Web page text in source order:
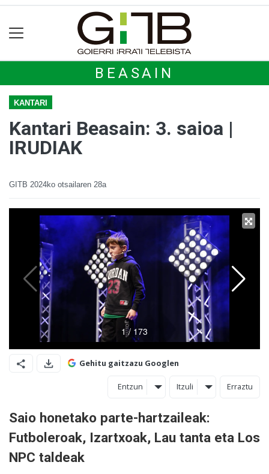
BEASAIN
KANTARI
Kantari Beasain: 3. saioa |
IRUDIAK
GITB 2024ko otsailaren 28a
Gehitu gaitzazu Googlen
Entzun Itzuli Erraztu
Saio honetako parte-hartzaileak:
Futboleroak, Izartxoak, Lau tanta eta Los
NPC taldeak